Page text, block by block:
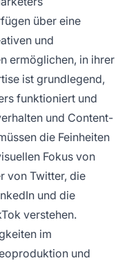
über eine
und
ermöglichen, in ihrer
ist grundlegend,
funktioniert und
und Content-
die Feinheiten
Fokus von
von Twitter, die
und die
verstehen.
im
und